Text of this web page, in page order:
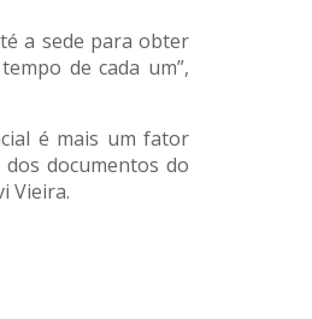
a sede para obter
de cada um”,
é mais um fator
documentos do
Vieira.